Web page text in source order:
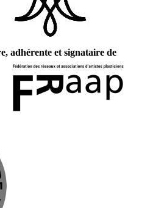
adhérente et signataire de